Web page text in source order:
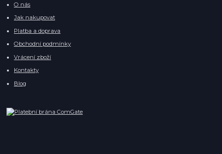
O nás
Jak nakupovat
Platba a doprava
Obchodní podmínky
Vrácení zboží
Kontakty
Blog